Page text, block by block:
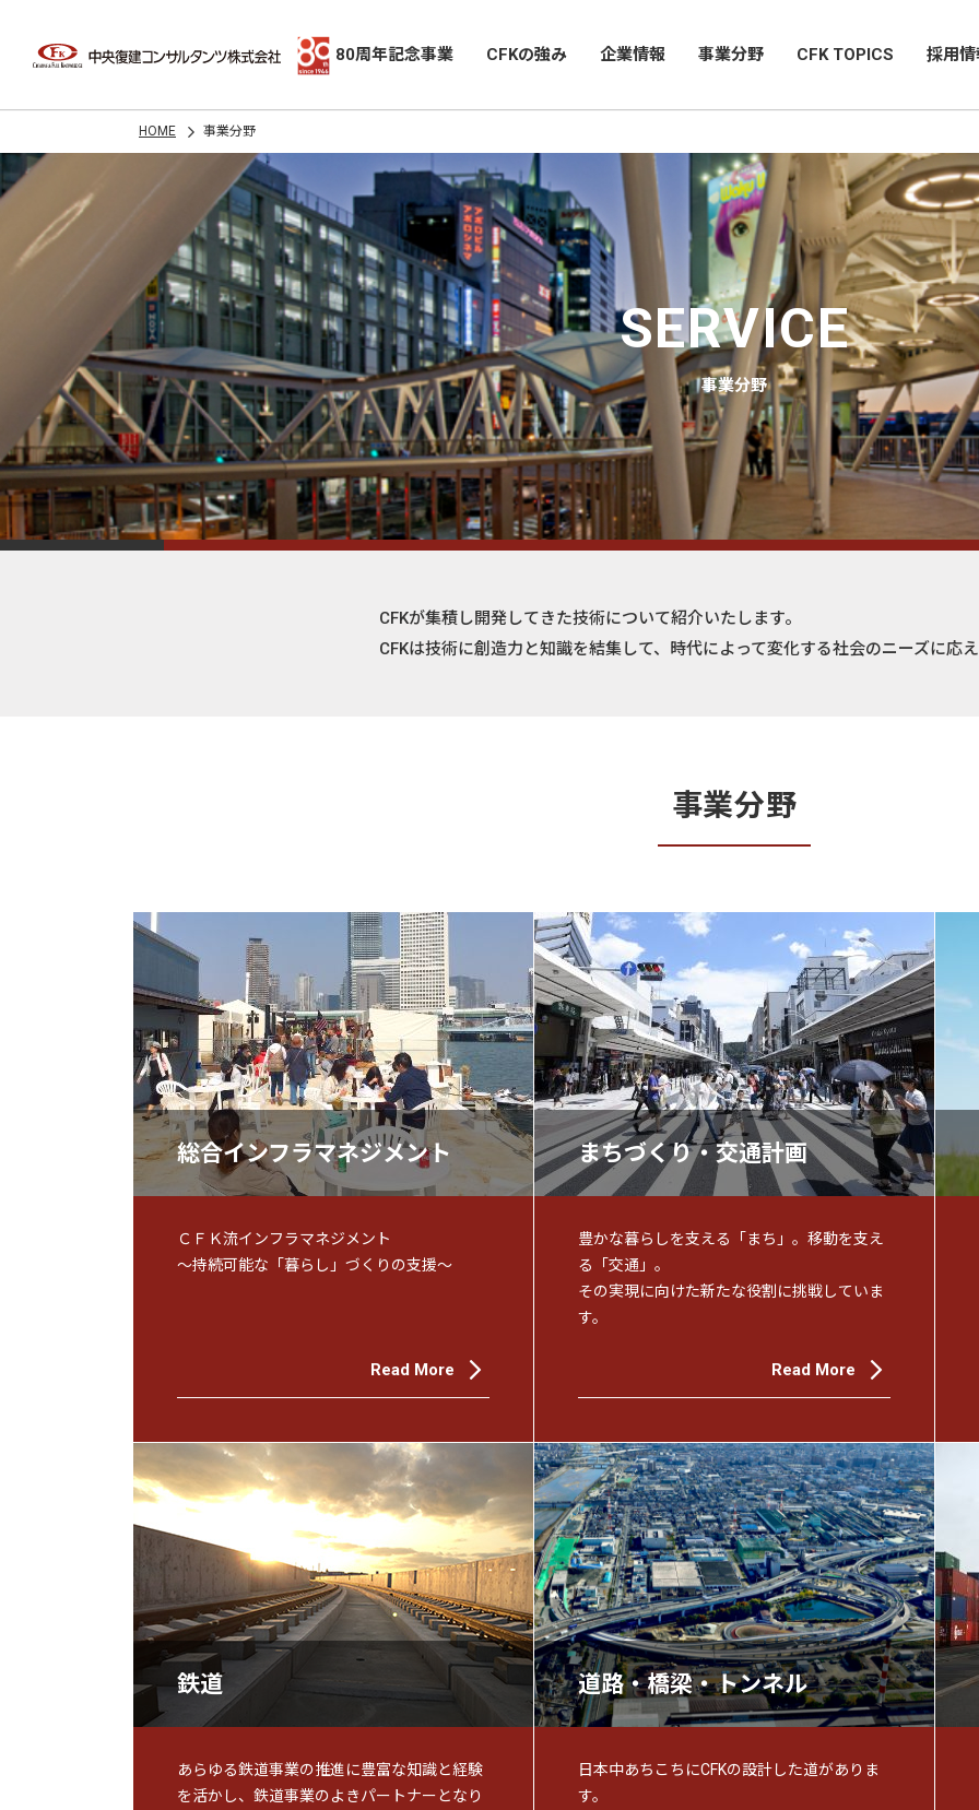
80周年記念事業 CFKの強み 企業情報 事業分野 CFK TOPICS 採用
HOME 事業分野
SERVICE
事業分野
CFKが集積し開発してきた技術について紹介いたします。
CFKは技術に創造力と知識を結集して、時代によって変化する社会のニーズに応
事業分野
総合インフラマネジメント
ＣＦＫ流インフラマネジメント
～持続可能な「暮らし」づくりの支援～
Read More
まちづくり・交通計画
豊かな暮らしを支える「まち」。移動を支え
る「交通」。
その実現に向けた新たな役割に挑戦していま
す。
Read More
鉄道
あらゆる鉄道事業の推進に豊富な知識と経験
を活かし、鉄道事業のよきパートナーとなり
道路・橋梁・トンネル
日本中あちこちにCFKの設計した道がありま
す。